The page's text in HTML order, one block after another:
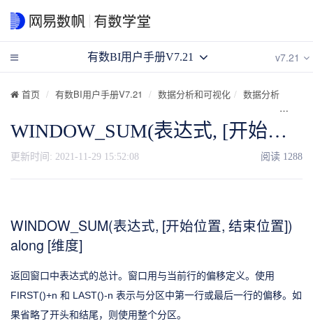
首页 有数BI用户手册V7.21 数据分析和可视化 数据分析
WINDOW_SUM(表达式, [开始位置, 结束位置]) along [维度]
更新时间: 2021-11-29 15:52:08 阅读 1288
WINDOW_SUM(表达式, [开始位置, 结束位置])
along [维度]
返回窗口中表达式的总计。窗口用与当前行的偏移定义。使用
FIRST()+n 和 LAST()-n 表示与分区中第一行或最后一行的偏移。如
果省略了开头和结尾，则使用整个分区。
有数BI用户手册V7.21 v7.21